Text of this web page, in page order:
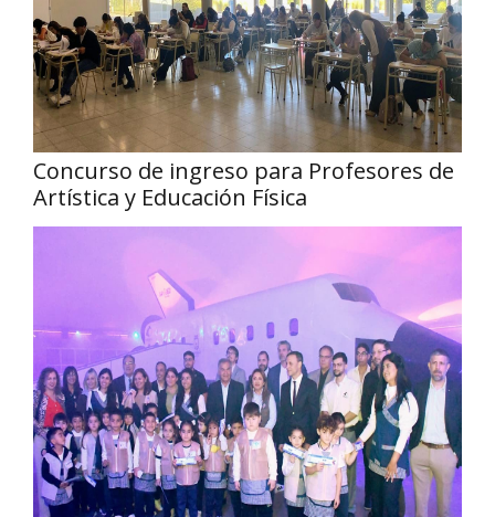
Concurso de ingreso para Profesores de
Artística y Educación Física